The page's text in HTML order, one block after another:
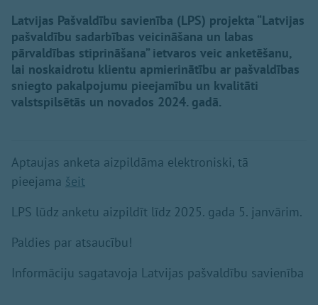
Latvijas Pašvaldību savienība (LPS) projekta “Latvijas
pašvaldību sadarbības veicināšana un labas
pārvaldības stiprināšana” ietvaros veic anketēšanu,
lai noskaidrotu klientu apmierinātību ar pašvaldības
sniegto pakalpojumu pieejamību un kvalitāti
valstspilsētās un novados 2024. gadā.
Aptaujas anketa aizpildāma elektroniski, tā
pieejama šeit
LPS lūdz anketu aizpildīt līdz 2025. gada 5. janvārim.
Paldies par atsaucību!
Informāciju sagatavoja Latvijas pašvaldību savienība